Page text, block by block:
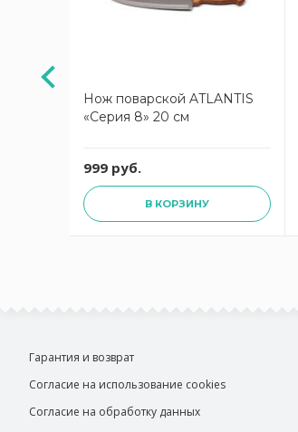
Нож поварской ATLANTIS
«Серия 8» 20 см
999 руб.
В КОРЗИНУ
Гарантия и возврат
Согласие на использование cookies
Согласие на обработку данных